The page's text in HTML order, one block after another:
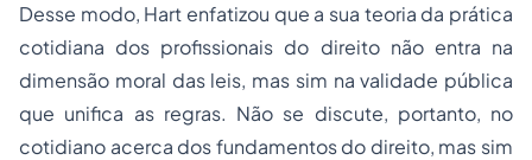
Desse modo, Hart enfatizou que a sua teoria da prática
cotidiana dos profissionais do direito não entra na
dimensão moral das leis, mas sim na validade pública
que unifica as regras. Não se discute, portanto, no
cotidiano acerca dos fundamentos do direito, mas sim